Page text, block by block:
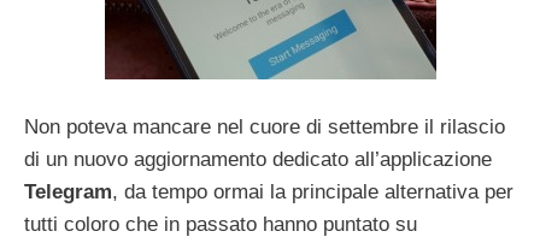
Non poteva mancare nel cuore di settembre il rilascio
di un nuovo aggiornamento dedicato all’applicazione
Telegram, da tempo ormai la principale alternativa per
tutti coloro che in passato hanno puntato su